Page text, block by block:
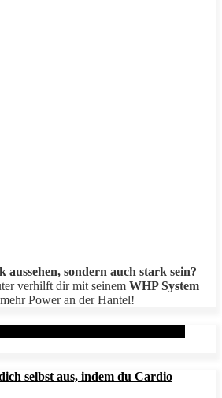
sondern auch stark sein?
verhilft dir mit seinem WHP System
Power an der Hantel!
selbst aus, indem du Cardio